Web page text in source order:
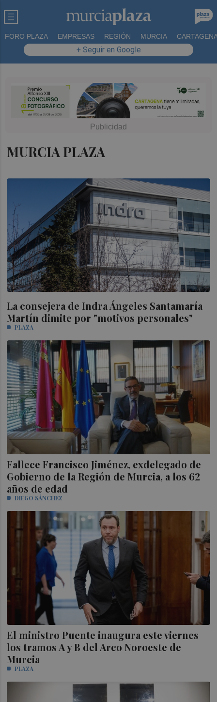
FORO PLAZA EMPRESAS REGIÓN MURCIA
+ Seguir en Google
MURCIA PLAZA
La consejera de Indra Ángeles Santamaría
Martín dimite por "motivos personales"
PLAZA
Fallece Francisco Jiménez, exdelegado de
Gobierno de la Región de Murcia, a los 62
años de edad
DIEGO SÁNCHEZ
El ministro Puente inaugura este viernes
los tramos A y B del Arco Noroeste de
Murcia
PLAZA